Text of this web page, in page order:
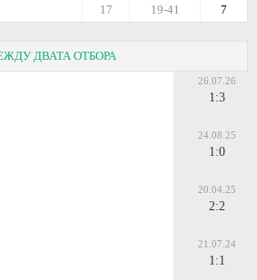
7
19-41
17
ДВАТА ОТБОРА
26.07.26
1:3
24.08.25
1:0
20.04.25
2:2
21.07.24
1:1